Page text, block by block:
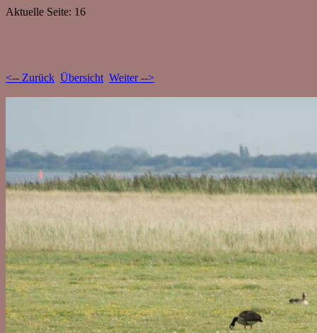
Aktuelle Seite: 16
<-- Zurück Übersicht Weiter -->